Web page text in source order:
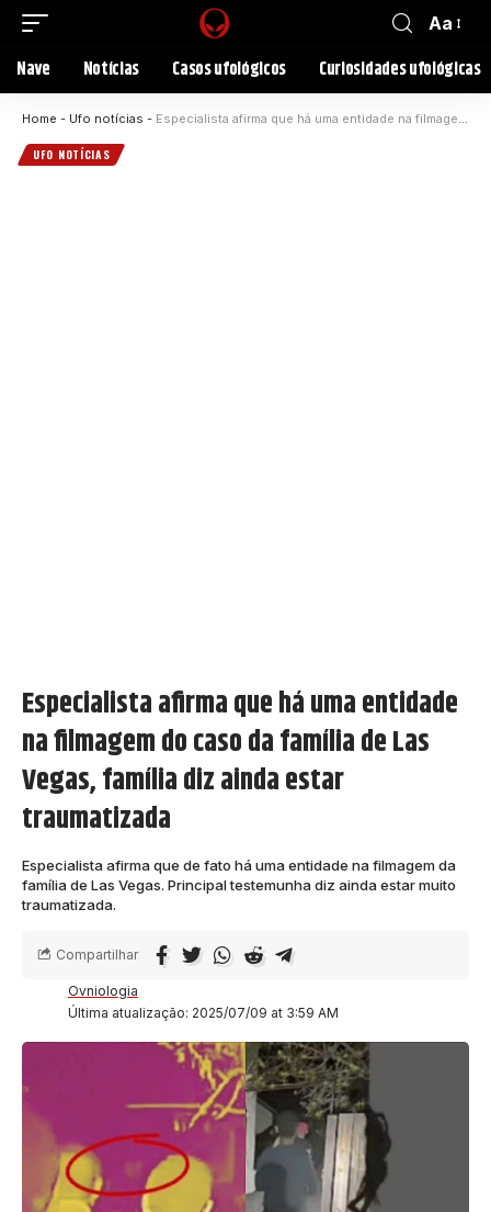
Aa
Nave Notícias Casos ufológicos Curiosidades ufológicas
Home - Ufo notícias - Especialista afirma que há uma entidade na filmagem do caso da família de Las Vegas, família diz ainda estar traumatizada
UFO NOTÍCIAS
Especialista afirma que há uma entidade
na filmagem do caso da família de Las
Vegas, família diz ainda estar
traumatizada
Especialista afirma que de fato há uma entidade na filmagem da
família de Las Vegas. Principal testemunha diz ainda estar muito
traumatizada.
Última atualização: 2025/07/09 at 3:59 AM
Ovniologia
Compartilhar